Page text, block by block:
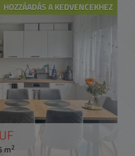
HOZZÁADÁS A KEDVENCEKHEZ
m2